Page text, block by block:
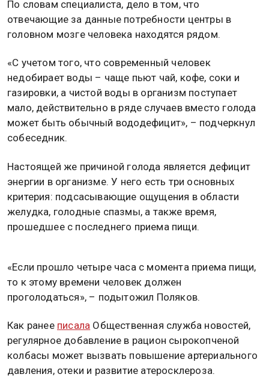
По словам специалиста, дело в том, что
отвечающие за данные потребности центры в
головном мозге человека находятся рядом.
«С учетом того, что современный человек
недобирает воды – чаще пьют чай, кофе, соки и
газировки, а чистой воды в организм поступает
мало, действительно в ряде случаев вместо голода
может быть обычный вододефицит», – подчеркнул
собеседник.
Настоящей же причиной голода является дефицит
энергии в организме. У него есть три основных
критерия: подсасывающие ощущения в области
желудка, голодные спазмы, а также время,
прошедшее с последнего приема пищи.
«Если прошло четыре часа с момента приема пищи,
то к этому времени человек должен
проголодаться», – подытожил Поляков.
Как ранее писала Общественная служба новостей,
регулярное добавление в рацион сырокопченой
колбасы может вызвать повышение артериального
давления, отеки и развитие атеросклероза.